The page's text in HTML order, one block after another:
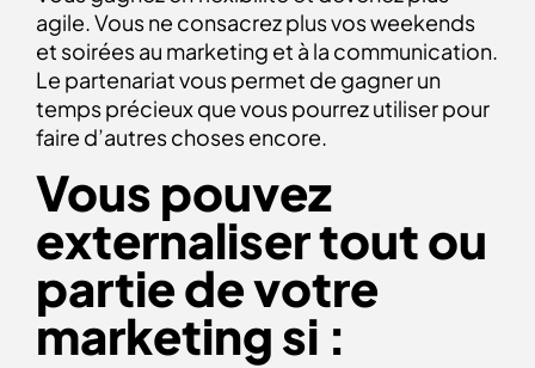
agile. Vous ne consacrez plus vos weekends
et soirées au marketing et à la communication.
Le partenariat vous permet de gagner un
temps précieux que vous pourrez utiliser pour
faire d’autres choses encore.
Vous pouvez
externaliser tout ou
partie de votre
marketing si :